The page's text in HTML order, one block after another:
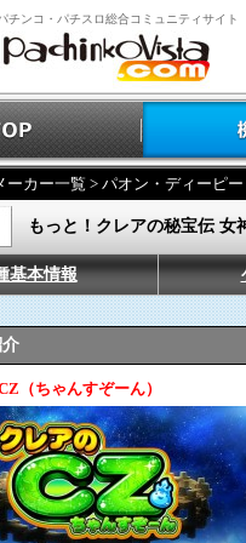
チンコ・パチスロ総合コミュニティサイト
ーカー一覧 > パオン・ディーピー
もっと！クレアの秘宝伝 女
基本情報
（ちゃんすぞーん）